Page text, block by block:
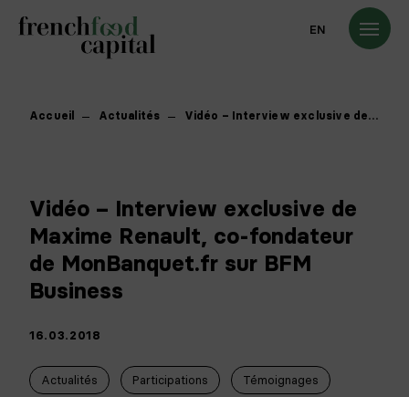
EN
Accueil Actualités Vidéo – Interview exclusive de…
Vidéo – Interview exclusive de
Maxime Renault, co-fondateur
de MonBanquet.fr sur BFM
Business
16.03.2018
Actualités Participations Témoignages